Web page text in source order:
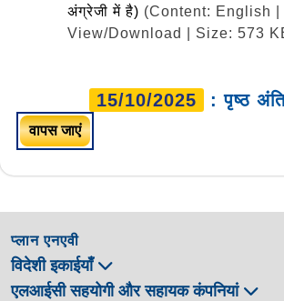
अंग्रेजी में है) (Content: English |
View/Download | Size: 573
15/10/2025 : पृष्ठ
वापस जाएं
प्लान एनएवी
विदेशी इकाईयाँ
एलआईसी सहयोगी और सहायक कंपनियां